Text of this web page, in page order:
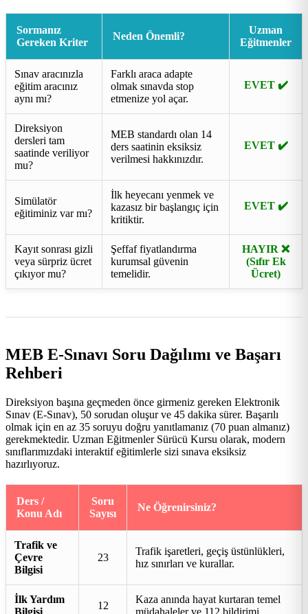
Sormanız
Gereken Kriter
Neden Önemli?
Uzman
Eğitmenler
Sınav aracınızla
eğitim aracınız
aynı mı?
Farklı araca adapte
olmak sınavda stop
etmenize yol açar.
EVET ✔️
Direksiyon
dersleri tam
saatinde veriliyor
mu?
MEB standardı olan 14
ders saatinin eksiksiz
verilmesi hakkınızdır.
EVET ✔️
Simülatör
eğitiminiz var mı?
İlk heyecanı yenmek ve
kazasız bir başlangıç için
kritiktir.
EVET ✔️
Kayıt sonrası gizli
veya sürpriz ücret
çıkıyor mu?
Şeffaf fiyatlandırma
kurumsal güvenin
temelidir.
HAYIR ❌
(Sıfır Ek
Ücret)
MEB E-Sınavı Soru Dağılımı ve Başarı
Rehberi
Direksiyon başına geçmeden önce girmeniz gereken Elektronik
Sınav (E-Sınav), 50 sorudan oluşur ve 45 dakika sürer. Başarılı
olmak için en az 35 soruyu doğru yanıtlamanız (70 puan almanız)
gerekmektedir. Uzman Eğitmenler Sürücü Kursu olarak, modern
sınıflarımızdaki interaktif eğitimlerle sizi sınava eksiksiz
hazırlıyoruz.
Ders /
Konu Adı
Soru
Sayısı
Ne Öğrenirsiniz?
Trafik ve
Çevre
Bilgisi
23
Trafik işaretleri, geçiş üstünlükleri,
hız sınırları ve kurallar.
İlk Yardım
12
Kaza anında hayat kurtaran temel